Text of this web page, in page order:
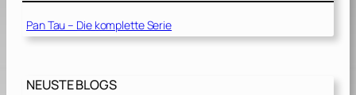
Pan Tau – Die komplette Serie
NEUSTE BLOGS